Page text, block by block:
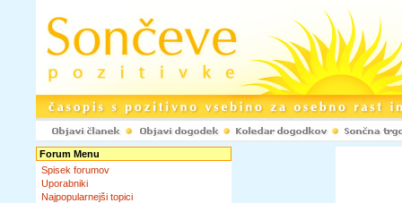
Forum Menu
Spisek forumov
Uporabniki
Najpopularnejši topici